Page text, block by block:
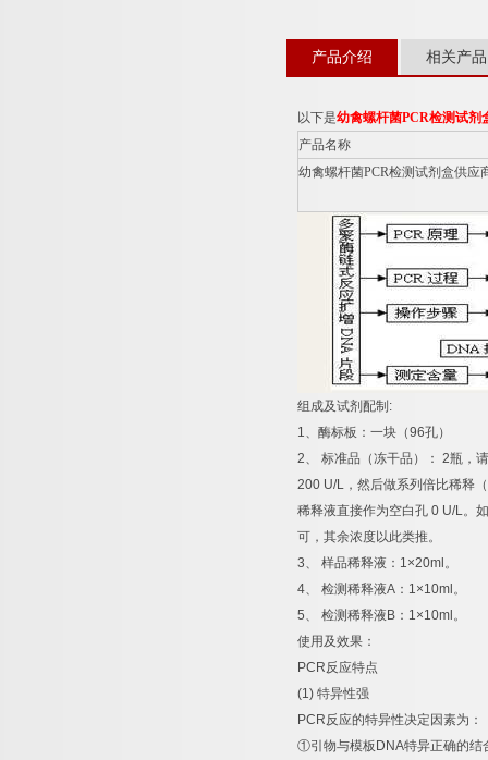
产品介绍 相关产品
以下是幼禽螺杆菌PCR检测试剂
产品名称
幼禽螺杆菌PCR检测试剂盒供应
组成及试剂配制 :
1、酶标板：一块（96孔）
2、 标准品（冻干品）： 2瓶，
200 U/L ，然后做系列倍比稀释
稀释液直接作为空白孔 0 U/L。
可，其余浓度以此类推。
3、 样品稀释液： 1×20ml 。
4、 检测稀释液A ： 1×10ml 。
5、 检测稀释液 B ： 1×10ml 。
使用及效果：
PCR反应特点
(1) 特异性强
PCR反应的特异性决定因素为：
①引物与模板 DNA特异正确的结